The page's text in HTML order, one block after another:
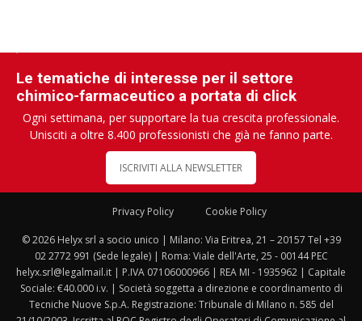
Le tematiche di interesse per il settore
chimico-farmaceutico a portata di click
Ogni settimana, per supportare la tua crescita professionale.
Unisciti a oltre 8.400 professionisti che già ne fanno parte.
ISCRIVITI ALLA NEWSLETTER
Privacy Policy Cookie Policy
© 2026 Helyx srl a socio unico | Milano: Via Eritrea, 21 – 20157 Tel +39
02 2772 991 (Sede legale) | Roma: Viale dell'Arte, 25 - 00144 PEC
helyx.srl@legalmail.it | P.IVA 07106000966 | REA MI - 1935962 | Capitale
Sociale: €40.000 i.v. | Società soggetta a direzione e coordinamento di
Tecniche Nuove S.p.A. Registrazione: Tribunale di Milano n. 585 del